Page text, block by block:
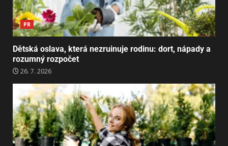
PR
Dětská oslava, která nezruinuje rodinu: dort, nápady a
rozumný rozpočet
26. 7. 2026